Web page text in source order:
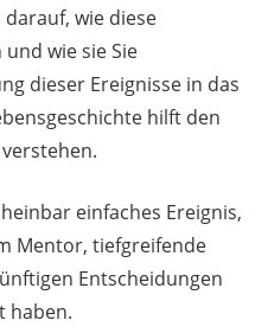
wie diese
wie sie Sie
dieser Ereignisse in das
hilft den
einfaches Ereignis,
Mentor, tiefgreifende
Entscheidungen
haben.